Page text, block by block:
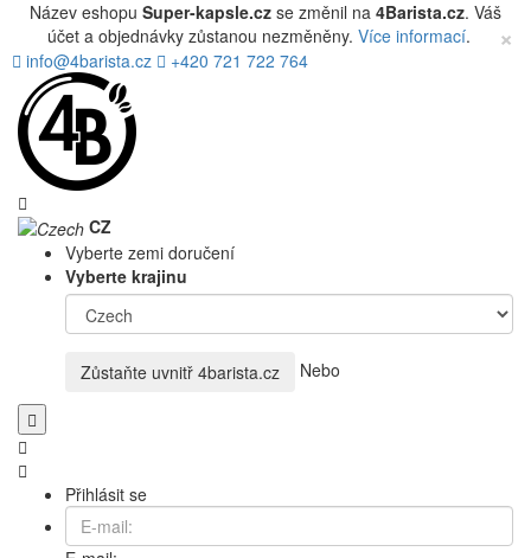
Název eshopu Super-kapsle.cz se změnil na 4Barista.cz. Váš
účet a objednávky zůstanou nezměněny. Více informací. ×
info@4barista.cz +420 721 722 764
CZ
Vyberte zemi doručení
Vyberte krajinu
Zůstaňte uvnitř 4barista.cz Nebo
Přihlásit se